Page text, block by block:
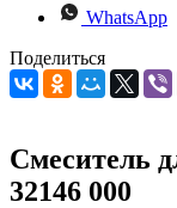
WhatsApp
Поделиться
Смеситель
32146 000